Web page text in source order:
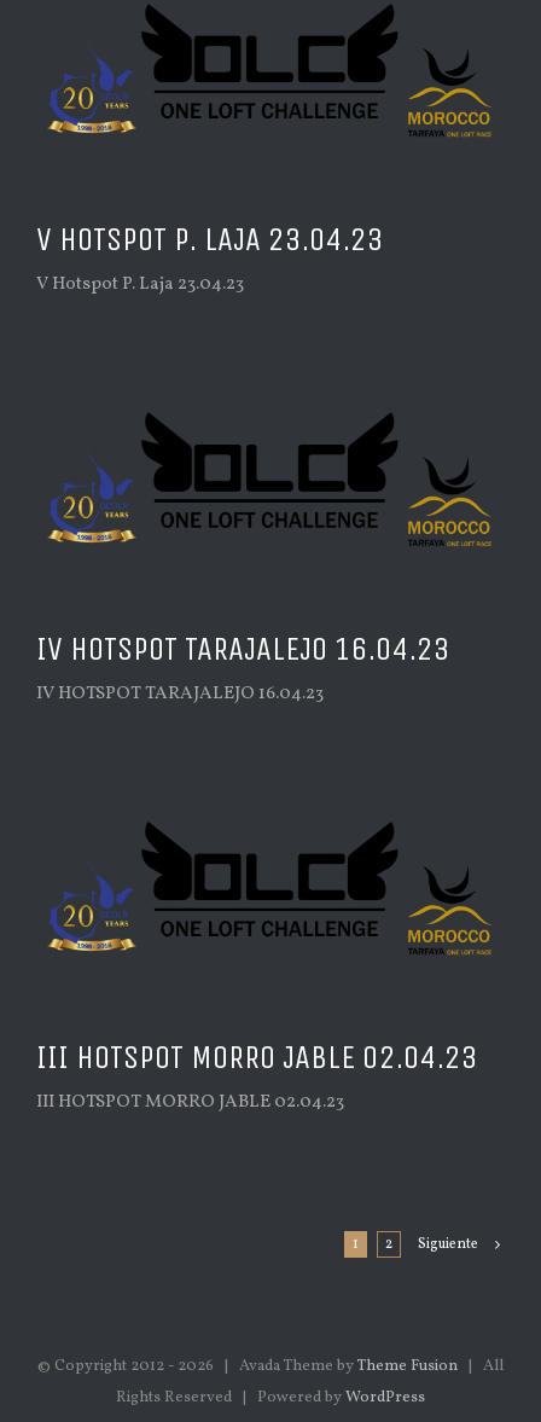
V HOTSPOT P. LAJA 23.04.23
V Hotspot P. Laja 23.04.23
IV HOTSPOT TARAJALEJO 16.04.23
IV HOTSPOT TARAJALEJO 16.04.23
III HOTSPOT MORRO JABLE 02.04.23
III HOTSPOT MORRO JABLE 02.04.23
1 2 Siguiente
© Copyright 2012 - 2026 | Avada Theme byTheme Fusion | All
Rights Reserved | Powered byWordPress